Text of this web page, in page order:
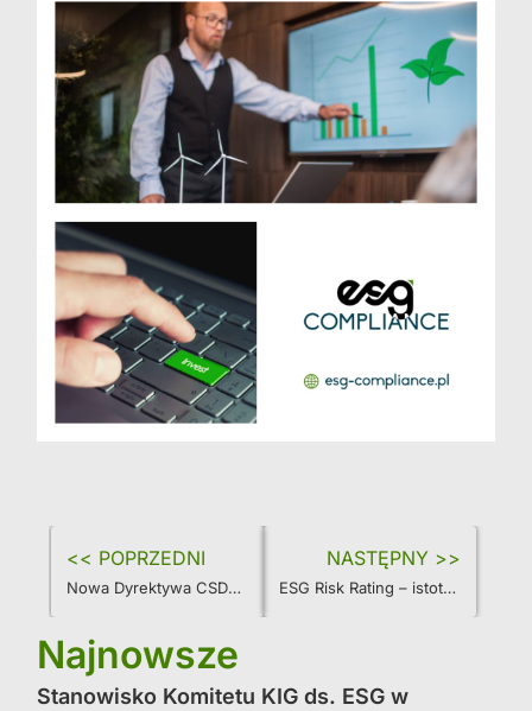
<< POPRZEDNI
Nowa Dyrektywa CSDDD w sprawie należytej staranności zrównoważonego rozwoju przedsiębiorstw
NASTĘPNY >>
ESG Risk Rating – istotne narzędzie w poszukiwaniu finansowania
Najnowsze
Stanowisko Komitetu KIG ds. ESG w